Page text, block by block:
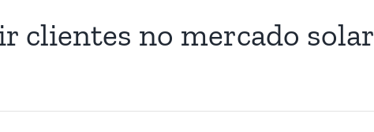
clientes no mercado solar